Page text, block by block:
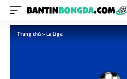
Trang chủ»La Liga